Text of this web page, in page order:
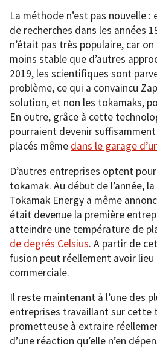
La méthode n’est pas nouvelle
de recherches dans les années
n’était pas très populaire, car
moins stable que d’autres
2019, les scientifiques sont
problème, ce qui a convaincu
solution, et non les tokamaks,
En outre, grâce à cette
pourraient devenir
placés même dans le garage
D’autres entreprises optent
tokamak. Au début de l’année,
Tokamak Energy a même
était devenue la première
atteindre une température de
de degrés Celsius. A partir de
fusion peut réellement avoir lieu
commerciale.
Il reste maintenant à l’une des
entreprises travaillant sur cette
prometteuse à extraire
d’une réaction qu’elle n’en